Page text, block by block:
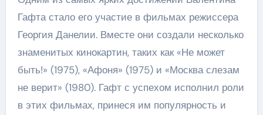
Гафта стало его участие в фильмах режиссера
Георгия Данелии. Вместе они создали несколько
знаменитых кинокартин, таких как «Не может
быть!» (1975), «Афоня» (1975) и «Москва слезам
не верит» (1980). Гафт с успехом исполнил роли
в этих фильмах, принеся им популярность и